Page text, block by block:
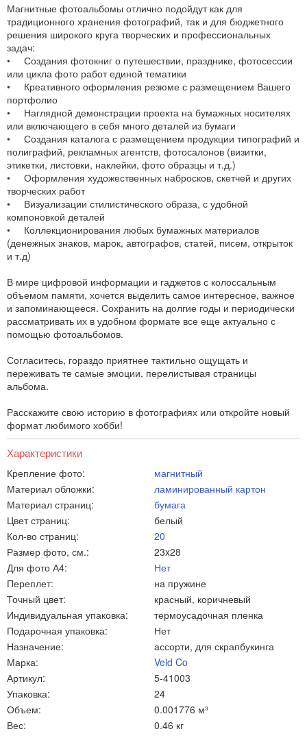
Магнитные фотоальбомы отлично подойдут как для
традиционного хранения фотографий, так и для бюджетного
решения широкого круга творческих и профессиональных
задач:
• Создания фотокниг о путешествии, празднике, фотосессии
или цикла фото работ единой тематики
• Креативного оформления резюме с размещением Вашего
портфолио
• Наглядной демонстрации проекта на бумажных носителях
или включающего в себя много деталей из бумаги
• Создания каталога с размещением продукции типографий и
полиграфий, рекламных агентств, фотосалонов (визитки,
этикетки, листовки, наклейки, фото образцы и т.д.)
• Оформления художественных набросков, скетчей и других
творческих работ
• Визуализации стилистического образа, с удобной
компоновкой деталей
• Коллекционирования любых бумажных материалов
(денежных знаков, марок, автографов, статей, писем, открыток
и т.д)
В мире цифровой информации и гаджетов с колоссальным
объемом памяти, хочется выделить самое интересное, важное
и запоминающееся. Сохранить на долгие годы и периодически
рассматривать их в удобном формате все еще актуально с
помощью фотоальбомов.
Согласитесь, гораздо приятнее тактильно ощущать и
переживать те самые эмоции, перелистывая страницы
альбома.
Расскажите свою историю в фотографиях или откройте новый
формат любимого хобби!
Характеристики
Крепление фото:
магнитный
Материал обложки:
ламинированный картон
Материал страниц:
бумага
Цвет страниц:
белый
Кол-во страниц:
20
Размер фото, см.:
23x28
Для фото А4:
Нет
Переплет:
на пружине
Точный цвет:
красный, коричневый
Индивидуальная упаковка:
термоусадочная пленка
Подарочная упаковка:
Нет
Назначение:
ассорти, для скрапбукинга
Марка:
Veld Co
Артикул:
5-41003
Упаковка:
24
Объем:
0.001776 м³
Вес:
0.46 кг